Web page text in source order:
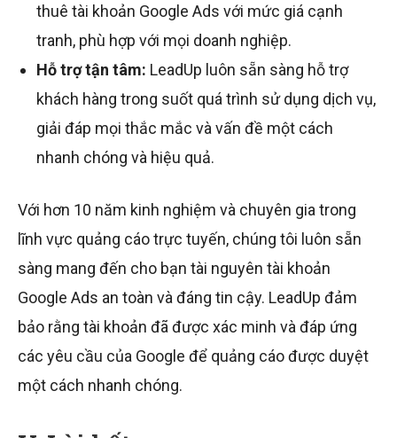
thuê tài khoản Google Ads với mức giá cạnh
tranh, phù hợp với mọi doanh nghiệp.
Hỗ trợ tận tâm: LeadUp luôn sẵn sàng hỗ trợ
khách hàng trong suốt quá trình sử dụng dịch vụ,
giải đáp mọi thắc mắc và vấn đề một cách
nhanh chóng và hiệu quả.
Với hơn 10 năm kinh nghiệm và chuyên gia trong
lĩnh vực quảng cáo trực tuyến, chúng tôi luôn sẵn
sàng mang đến cho bạn tài nguyên tài khoản
Google Ads an toàn và đáng tin cậy. LeadUp đảm
bảo rằng tài khoản đã được xác minh và đáp ứng
các yêu cầu của Google để quảng cáo được duyệt
một cách nhanh chóng.